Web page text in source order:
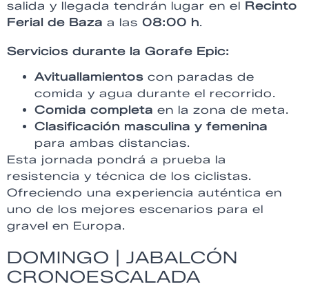
salida y llegada tendrán lugar en el Recinto
Ferial de Baza a las 08:00 h.
Servicios durante la Gorafe Epic:
Avituallamientos con paradas de
comida y agua durante el recorrido.
Comida completa en la zona de meta.
Clasificación masculina y femenina
para ambas distancias.
Esta jornada pondrá a prueba la
resistencia y técnica de los ciclistas.
Ofreciendo una experiencia auténtica en
uno de los mejores escenarios para el
gravel en Europa.
DOMINGO | JABALCÓN
CRONOESCALADA